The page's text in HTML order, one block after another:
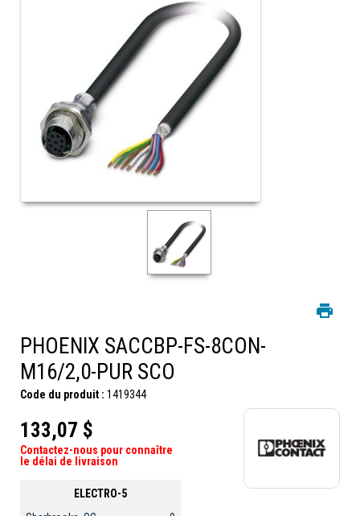
PHOENIX SACCBP-FS-8CON-
M16/2,0-PUR SCO
Code du produit : 1419344
133,07 $
Contactez-nous pour connaître
le délai de livraison
ELECTRO-5